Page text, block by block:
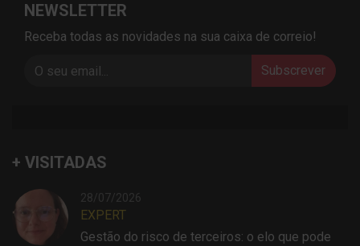
NEWSLETTER
Receba todas as novidades na sua caixa de correio!
Subscrever
+ VISITADAS
28/07/2026
EXPERT
Gestão do risco de terceiros: o elo que pode